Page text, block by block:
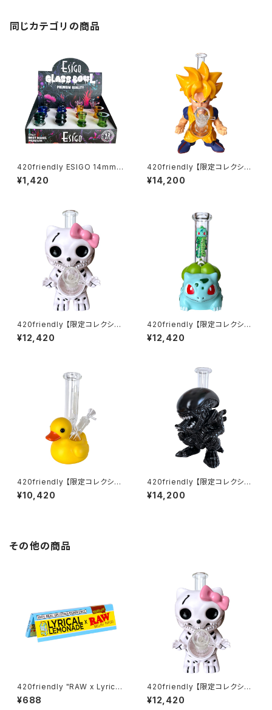
同じカテゴリの商品
420friendly ESIGO 14mmガ
ラスボウル(火皿) Phoenix As
h Catcher
¥1,420
420friendly 【限定コレクショ
ン】Legendary Fighter Bon
g / レジェンダリーファイター ボ
¥14,200
420friendly 【限定コレクショ
ン】Skull Cat Bong / スカルキ
ャットボング（約22cm）
¥12,420
420friendly 【限定コレクショ
ン】Green Bud Monster Bon
g / グリーンバッドモンスターボ
¥12,420
420friendly 【限定コレクショ
ン】Yellow Rubber Duck Gla
ss Bong / イエロー ラバーダッ
¥10,420
420friendly 【限定コレクショ
ン】Alien Xenomorph Bong
- PVC & GLASS / エイリアン
¥14,200
その他の商品
420friendly "RAW x Lyrica
l" レモネードペーパー Lemon
ade Papers / 420shibuya
¥688
420friendly 【限定コレクショ
ン】Skull Cat Bong / スカルキ
ャットボング（約22cm）
¥12,420